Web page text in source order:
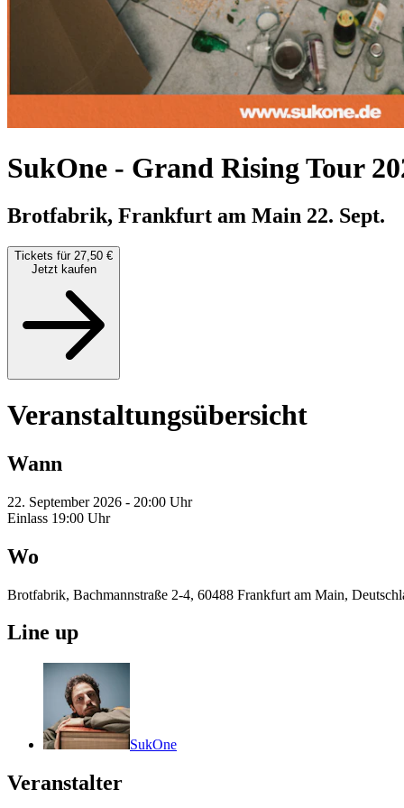
SukOne - Grand Rising Tour
Brotfabrik, Frankfurt am Main 22. Sept.
Tickets für 27,50 €
Jetzt kaufen
Veranstaltungsübersicht
Wann
22. September 2026 - 20:00 Uhr
Einlass 19:00 Uhr
Wo
Brotfabrik, Bachmannstraße 2-4, 60488 Frankfurt am Main,
Line up
SukOne
Veranstalter